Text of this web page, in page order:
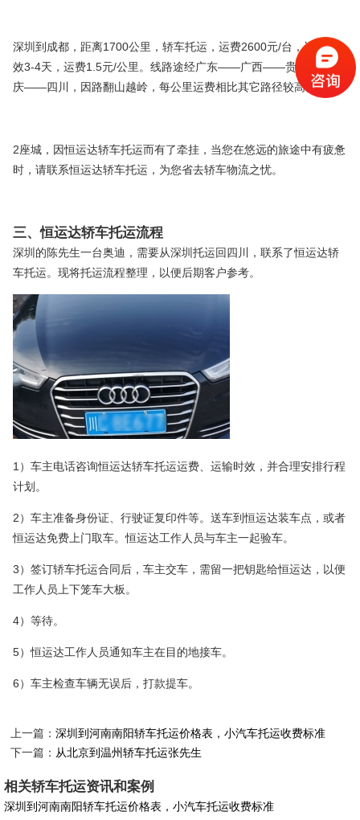
深圳到成都，距离1700公里，轿车托运，运费2600元/台，运输时
效3-4天，运费1.5元/公里。线路途经广东——广西——贵州——重
庆——四川，因路翻山越岭，每公里运费相比其它路径较高。
2座城，因恒运达轿车托运而有了牵挂，当您在悠远的旅途中有疲惫
时，请联系恒运达轿车托运，为您省去轿车物流之忧。
三、恒运达轿车托运流程
深圳的陈先生一台奥迪，需要从深圳托运回四川，联系了恒运达轿
车托运。现将托运流程整理，以便后期客户参考。
1）车主电话咨询恒运达轿车托运运费、运输时效，并合理安排行程
计划。
2）车主准备身份证、行驶证复印件等。送车到恒运达装车点，或者
恒运达免费上门取车。恒运达工作人员与车主一起验车。
3）签订轿车托运合同后，车主交车，需留一把钥匙给恒运达，以便
工作人员上下笼车大板。
4）等待。
5）恒运达工作人员通知车主在目的地接车。
6）车主检查车辆无误后，打款提车。
上一篇：深圳到河南南阳轿车托运价格表，小汽车托运收费标准
下一篇： 从北京到温州轿车托运张先生
相关轿车托运资讯和案例
深圳到河南南阳轿车托运价格表，小汽车托运收费标准